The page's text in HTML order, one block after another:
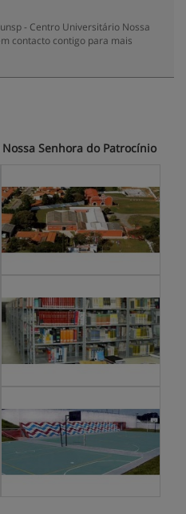
- Centro Universitário Nossa
contacto contigo para mais
Senhora do Patrocínio